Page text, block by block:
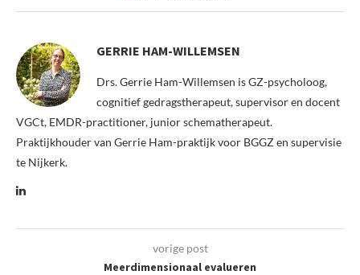
GERRIE HAM-WILLEMSEN
Drs. Gerrie Ham-Willemsen is GZ-psycholoog,
cognitief gedragstherapeut, supervisor en docent
VGCt, EMDR-practitioner, junior schematherapeut.
Praktijkhouder van Gerrie Ham-praktijk voor BGGZ en supervisie
te Nijkerk.
vorige post
Meerdimensionaal evalueren